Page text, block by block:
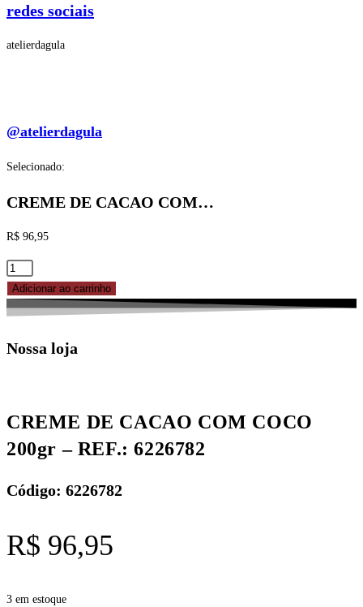
redes sociais
atelierdagula
@atelierdagula
Selecionado:
CREME DE CACAO COM…
R$ 96,95
CREME
DE
CACAO
COCO
6226782
quantidade
Adicionar ao carrinho
Nossa loja
CREME DE CACAO COM COCO
200gr – REF.: 6226782
Código: 6226782
R$ 96,95
3 em estoque